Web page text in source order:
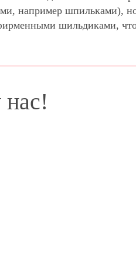
например шпильками),
шильдиками,